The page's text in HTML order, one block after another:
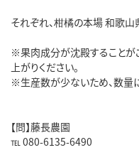
それぞれ、柑橘の本場 和歌山
※果肉成分が沈殿することが
上がりください。
※生産数が少ないため、数量
【問】藤長農園
℡ 080-6135-6490